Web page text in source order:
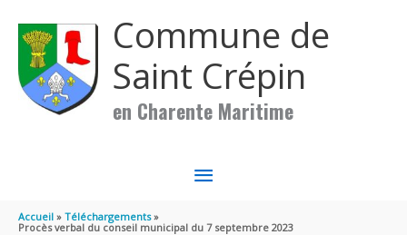
Commune de
Saint Crépin
en Charente Maritime
MENU
PRINCIPAL
Accueil
Téléchargements
Procès verbal du conseil municipal du 7 septembre 2023